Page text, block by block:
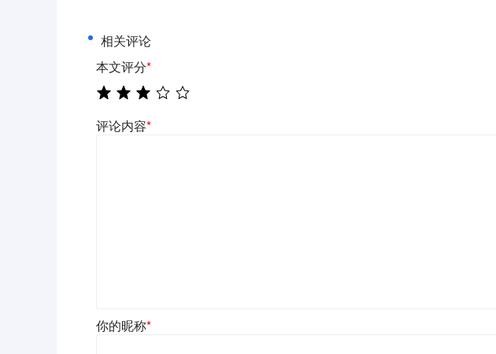
相关评论
本文评分*
评论内容*
你的昵称*